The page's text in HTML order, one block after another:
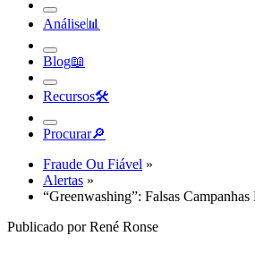
Análise📊︎
Blog📖︎
Recursos🛠︎
Procurar🔎︎
Fraude Ou Fiável »
Alertas »
“Greenwashing”: Falsas
Publicado por René Ronse